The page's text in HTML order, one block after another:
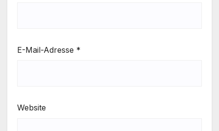
E-Mail-Adresse *
Website